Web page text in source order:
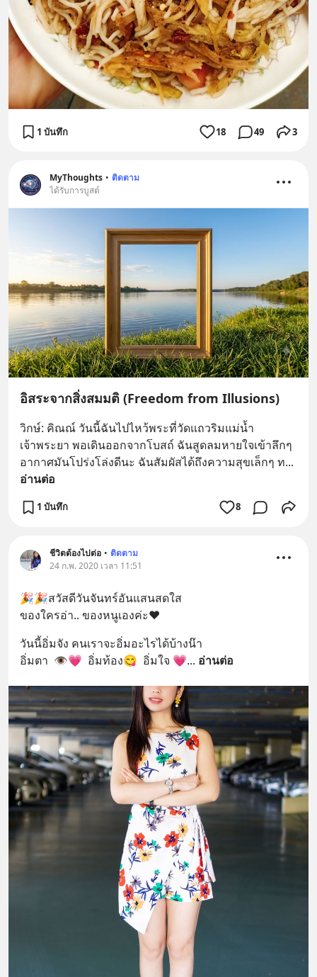
1 บันทึก 18 49 3
MyThoughts • ติดตาม
ได้รับการบูสต์
อิสระจากสิ่งสมมติ (Freedom from Illusions)
วิกษ์: คิณณ์ วันนี้ฉันไปไหว้พระที่วัดแถวริมแม่น้ำ
เจ้าพระยา พอเดินออกจากโบสถ์ ฉันสูดลมหายใจเข้าลึกๆ
อากาศมันโปร่งโล่งดีนะ ฉันสัมผัสได้ถึงความสุขเล็กๆ ท
อ่านต่อ
1 บันทึก 8
ชีวิตต้องไปต่อ • ติดตาม
24 ก.พ. 2020 เวลา 11:51
🎉🎉สวัสดีวันจันทร์อันแสนสดใส
ของใครอ่า.. ของหนูเองค่ะ❤
วันนี้อิ่มจัง คนเราจะอิ่มอะไรได้บ้างน๊า
อิ่มตา  👁💗  อิ่มท้อง😋  อิ่มใจ 💗... อ่านต่อ